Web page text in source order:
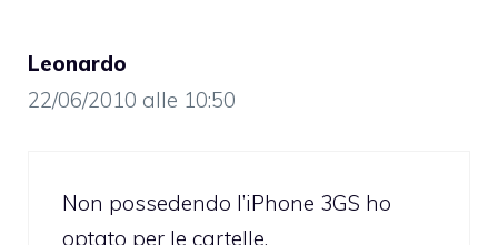
Leonardo
22/06/2010 alle 10:50
Non possedendo l’iPhone 3GS ho
optato per le cartelle.